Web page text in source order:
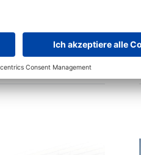
3 Varianten zur Auswahl
ab€ 59,89